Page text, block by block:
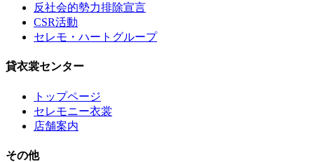
反社会的勢力排除宣言
CSR活動
セレモ・ハートグループ
貸衣裳センター
トップページ
セレモニー衣裳
店舗案内
その他